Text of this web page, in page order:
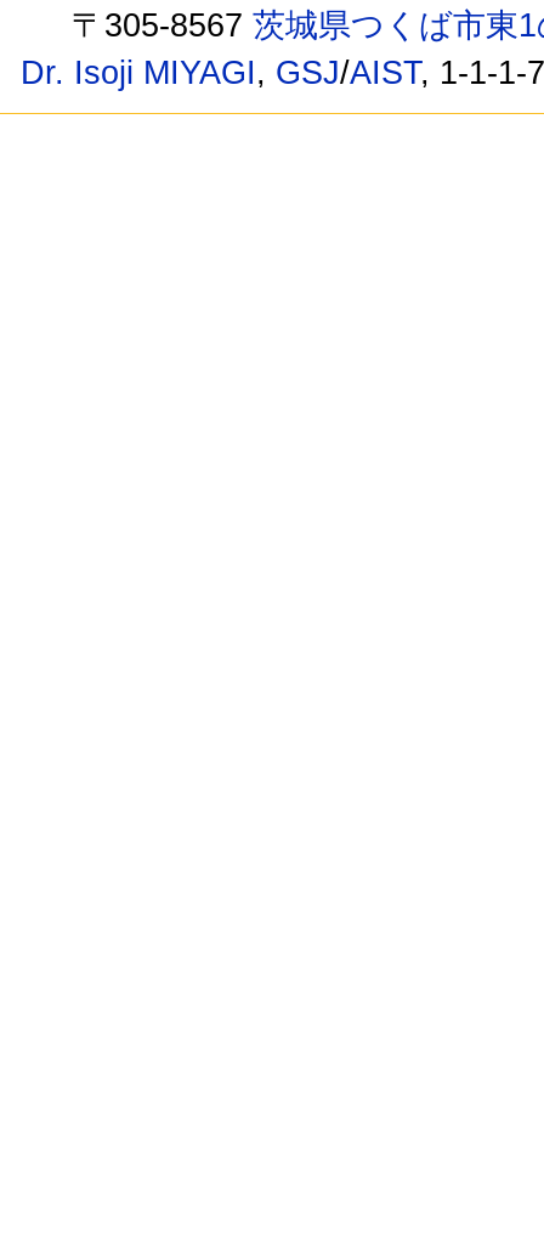
〒305-8567茨城県つくば市東
Dr. Isoji MIYAGI, GSJ/AIST, 1-1-1-